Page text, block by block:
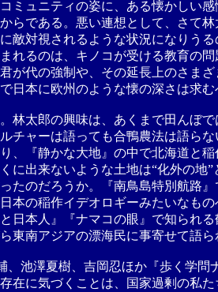
ミュニティの姿に、ある懐かしい
らである。悪い連想として、さて
敵対視されるような状況になりう
れるのは、キノコが受ける教育の
が代の強制や、その延長上のさま
日本に欧州のような懐の深さは求
林太郎の興味は、あくまで田んぼ
チャーは語っても合鴨農法は語ら
、『静かな大地』の中で北海道と
に出来ないような土地は“化外の地
たのだろうか。『南鳥島特別航路
本の稲作イデオロギーみたいなも
と日本人』『ナマコの眼』で知られ
東南アジアの漂海民に事寄せて語
、池澤夏樹、吉岡忍ほか『歩く学問
在に気づくことは、国家過剰の私